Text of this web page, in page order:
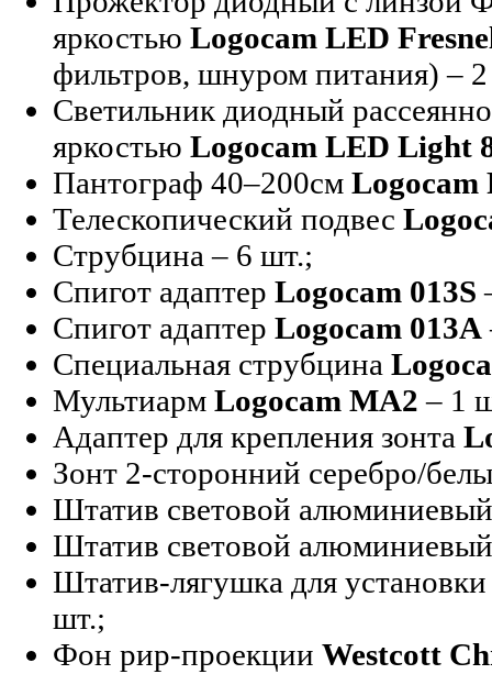
яркостью Logocam LED
фильтров, шнуром питания) –
Светильник диодный
яркостью Logocam LED Light
Пантограф 40–200см Logocam
Телескопический подвес
Струбцина – 6 шт.;
Спигот адаптер Logocam 013S
Спигот адаптер Logocam 013A
Специальная струбцина
Мультиарм Logocam MA2 – 1
Адаптер для крепления зонта
Зонт 2-сторонний серебро/
Штатив световой
Штатив световой
Штатив-лягушка для
шт.;
Фон рир-проекции Westcott